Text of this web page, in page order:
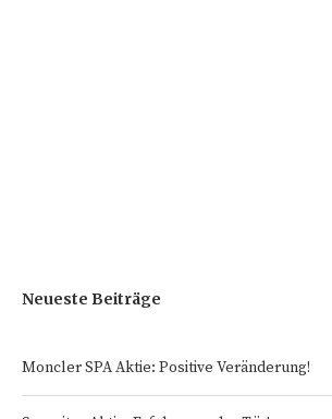
Neueste Beiträge
Moncler SPA Aktie: Positive Veränderung!